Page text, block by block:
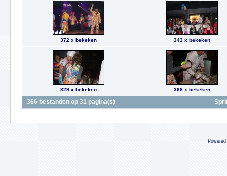
372 x bekeken 343 x bekeken
329 x bekeken 368 x bekeken
366 bestanden op 31 pagina(s)